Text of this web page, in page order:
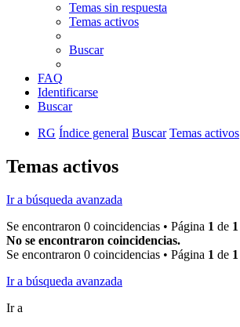
Temas sin respuesta
Temas activos
Buscar
FAQ
Identificarse
Buscar
RG Índice general Buscar Temas activos
Temas activos
Ir a búsqueda avanzada
Se encontraron 0 coincidencias • Página 1 de 1
No se encontraron coincidencias.
Se encontraron 0 coincidencias • Página 1 de 1
Ir a búsqueda avanzada
Ir a